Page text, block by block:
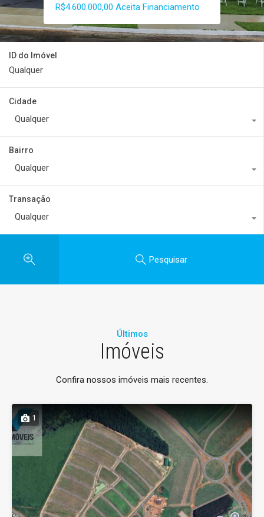
R$4.600.000,00 Aceita Financiamento
Sob Consulta
ID do Imóvel
Cidade
Qualquer
Bairro
Qualquer
Transação
Qualquer
Pesquisar
Últimos
Imóveis
Confira nossos imóveis mais recentes.
1